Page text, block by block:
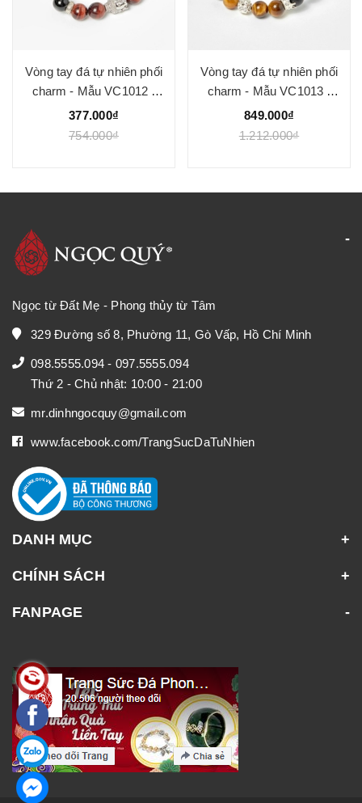
Vòng tay đá tự nhiên phối
charm - Mẫu VC1012 -
Ngọc Quý
377.000₫
754.000₫
Vòng tay đá tự nhiên phối
charm - Mẫu VC1013 -
Ngọc Quý
849.000₫
1.212.000₫
Ngọc từ Đất Mẹ - Phong thủy từ Tâm
329 Đường số 8, Phường 11, Gò Vấp, Hồ Chí Minh
098.5555.094 - 097.5555.094
Thứ 2 - Chủ nhật: 10:00 - 21:00
mr.dinhngocquy@gmail.com
www.facebook.com/TrangSucDaTuNhien
DANH MỤC
CHÍNH SÁCH
FANPAGE